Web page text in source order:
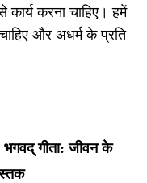
कार्य करना चाहिए। हमें
और अधर्म के प्रति
भगवद् गीता: जीवन के